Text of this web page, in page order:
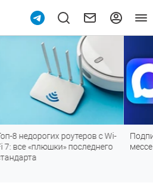
с Wi-
Подпишись на наш канал
мессенджере МАХ